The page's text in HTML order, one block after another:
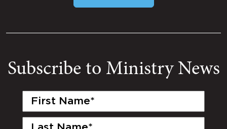
Subscribe to Ministry News
First
Last